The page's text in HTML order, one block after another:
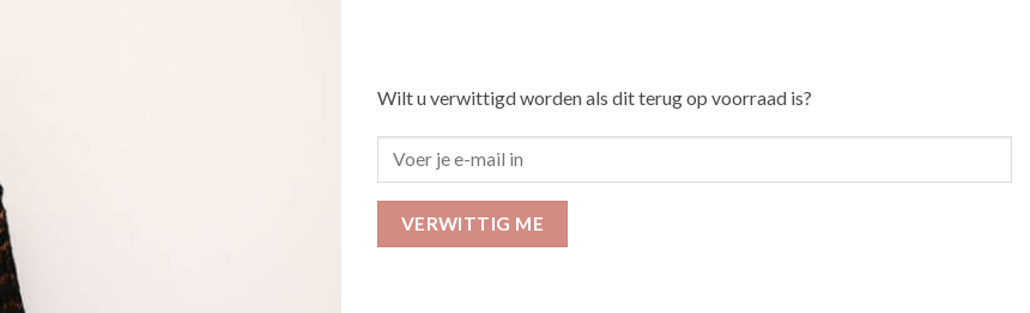
Wilt u verwittigd worden als dit terug op voorraad is?
VERWITTIG ME